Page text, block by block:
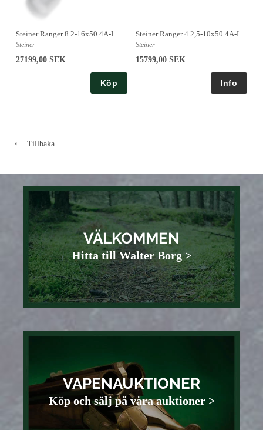
Steiner Ranger 8 2-16x50 4A-I
Steiner
27199,00 SEK
Köp
Steiner Ranger 4 2,5-10x50 4A-I
Steiner
15799,00 SEK
Tillbaka
VÄLKOMMEN
Hitta till Walter Borg >
VAPENAUKTIONER
Köp och sälj på våra auktioner >